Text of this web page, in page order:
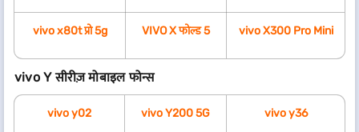
vivo x80t प्रो 5g VIVO X फोल्ड 5 vivo X300 Pro Mini
vivo Y सीरीज़ मोबाइल फोन्स
vivo y02 vivo Y200 5G vivo y36